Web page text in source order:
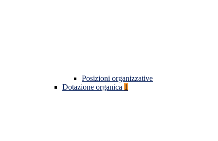
Posizioni organizzative
Dotazione organica 1